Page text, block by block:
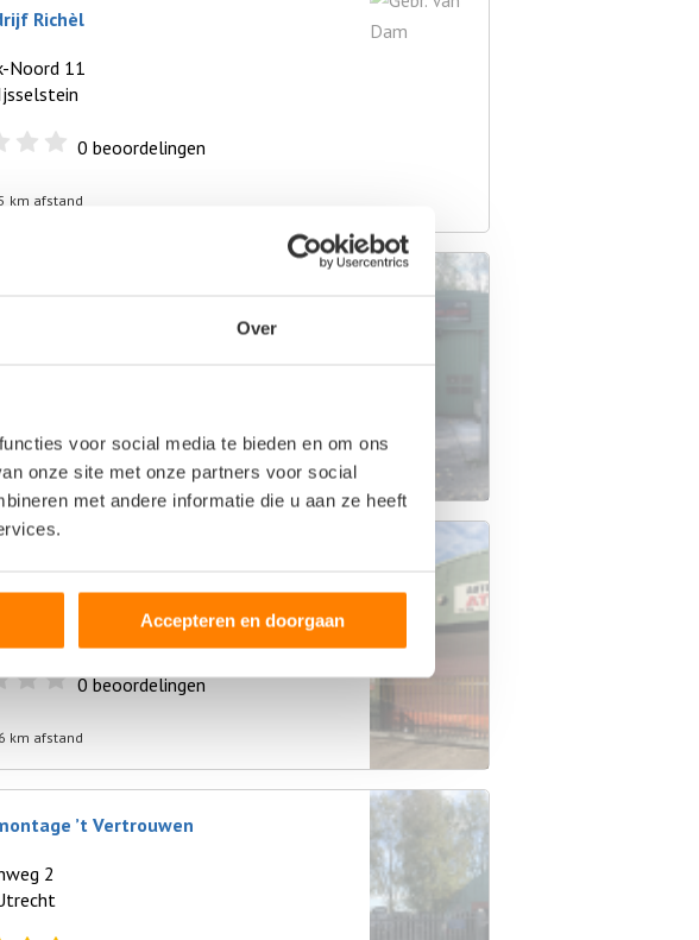
Over
voor social media te bieden en om ons
onze site met onze partners voor social
met andere informatie die u aan ze heeft
Accepteren en doorgaan
Richèl
Noord 11
0 beoordelingen
km afstand
km afstand
0beoordelingen
km afstand
’t Vertrouwen
2